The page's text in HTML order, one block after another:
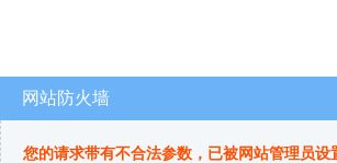
网站防火墙
您的请求带有不合法参数，已被网站管理员设